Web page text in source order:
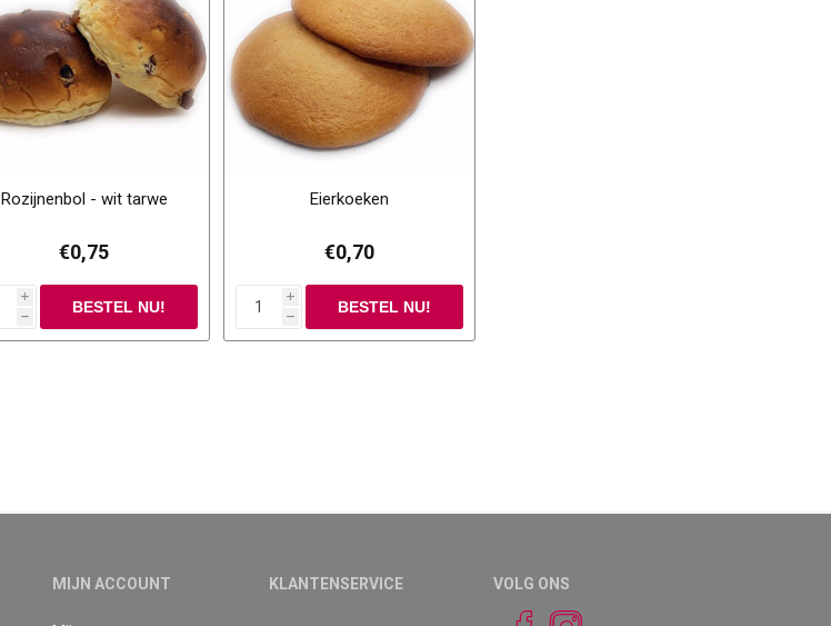
Rozijnenbol - wit tarwe
€0,75
i
h
Eierkoeken
€0,70
i
h
MIJN ACCOUNT KLANTENSERVICE VOLG ONS